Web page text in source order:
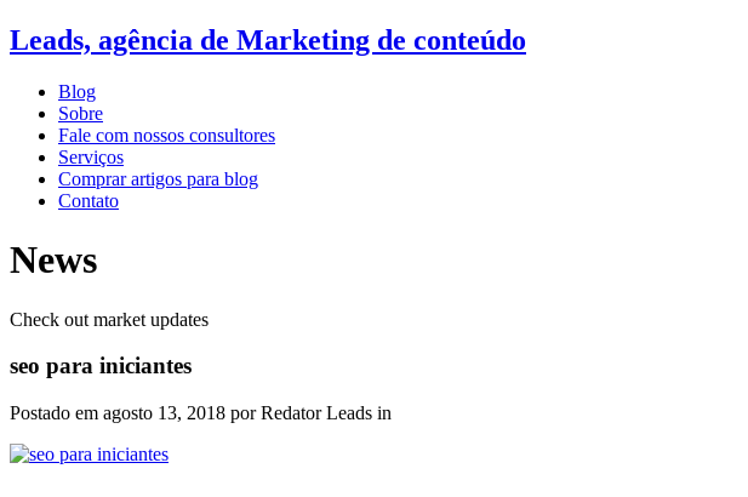
Leads, agência de Marketing de conteúdo
Blog
Sobre
Fale com nossos consultores
Serviços
Comprar artigos para blog
Contato
News
Check out market updates
seo para iniciantes
Postado em agosto 13, 2018 por Redator Leads in